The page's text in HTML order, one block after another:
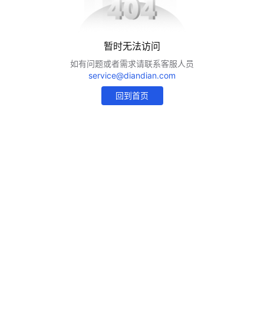
暂时无法访问
如有问题或者需求请联系客服人员
service@diandian.com
回到首页